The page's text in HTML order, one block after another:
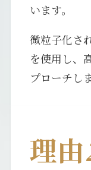
います。
微粒子化さ
を使用し、
プローチし
理由